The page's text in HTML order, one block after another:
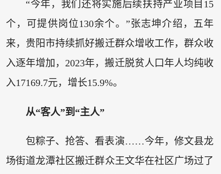
“今年，我们还将实施后续扶持产业项目15
个，可提供岗位130余个。”张志坤介绍，五年
来，贵阳市持续抓好搬迁群众增收工作，群众收
入逐年增加，2023年，搬迁脱贫人口年人均纯收
入17169.7元，增长15.9%。
从“客人”到“主人”
包粽子、抢答、看表演……今年，修文县龙
场街道龙潭社区搬迁群众王文华在社区广场过了